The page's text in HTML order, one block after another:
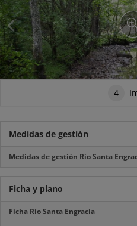
4
Medidas de gestión
Medidas de gestión Río Santa
Ficha y plano
Ficha Río Santa Engracia